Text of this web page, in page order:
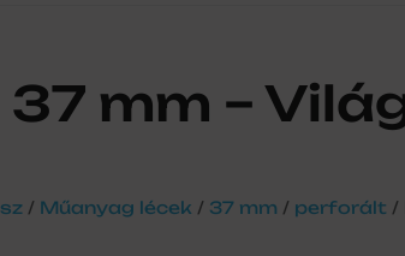
mm –
/ Műanyag lécek / 37 mm / perforált /